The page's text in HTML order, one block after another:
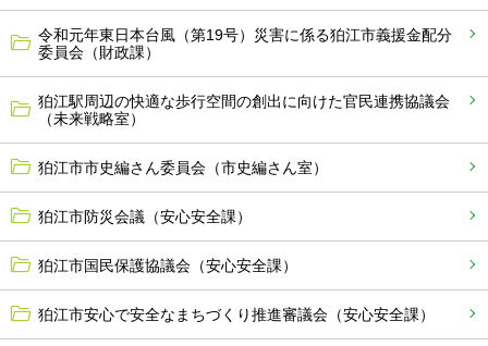
令和元年東日本台風（第19号）災害に係る狛江市義援金配分
委員会（財政課）
狛江駅周辺の快適な歩行空間の創出に向けた官民連携協議会
（未来戦略室）
狛江市市史編さん委員会（市史編さん室）
狛江市防災会議（安心安全課）
狛江市国民保護協議会（安心安全課）
狛江市安心で安全なまちづくり推進審議会（安心安全課）